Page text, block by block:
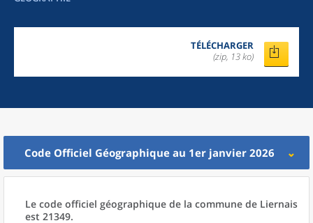
TÉLÉCHARGER
(zip, 13 ko)
Code Officiel Géographique au 1er janvier 2026
Le code officiel géographique de la commune de Liernais
est 21349.